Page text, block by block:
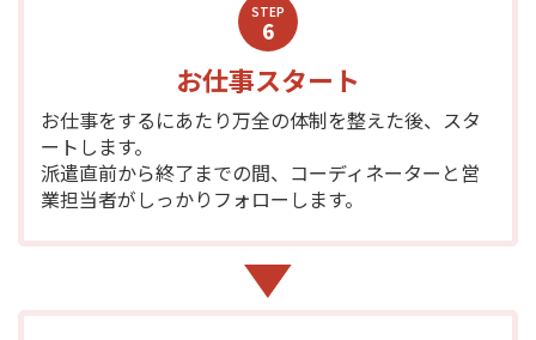
STEP
6
お仕事スタート
お仕事をするにあたり万全の体制を整えた後、スタ
ートします。
派遣直前から終了までの間、コーディネーターと営
業担当者がしっかりフォローします。